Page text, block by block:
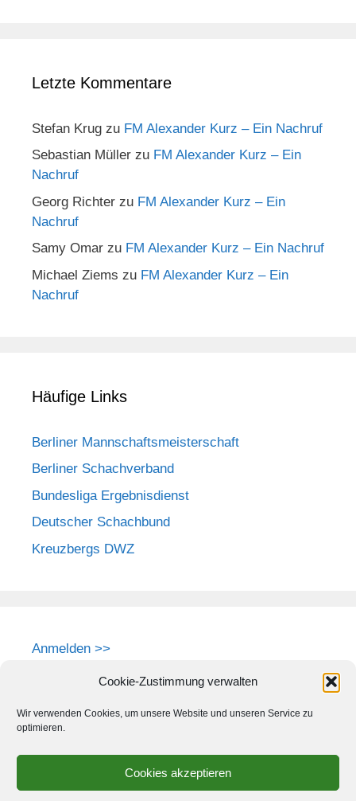
Cookie-Zustimmung verwalten
Wir verwenden Cookies, um unsere Website und unseren Service zu
optimieren.
Cookies akzeptieren
Letzte Kommentare
Stefan Krug zu FM Alexander Kurz – Ein Nachruf
Sebastian Müller zu FM Alexander Kurz – Ein
Nachruf
Georg Richter zu FM Alexander Kurz – Ein
Nachruf
Samy Omar zu FM Alexander Kurz – Ein Nachruf
Michael Ziems zu FM Alexander Kurz – Ein
Nachruf
Häufige Links
Berliner Mannschaftsmeisterschaft
Berliner Schachverband
Bundesliga Ergebnisdienst
Deutscher Schachbund
Kreuzbergs DWZ
Anmelden >>